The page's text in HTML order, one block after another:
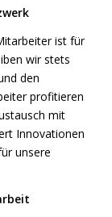
ist für
wir stets
den
profitieren
mit
Innovationen
unsere